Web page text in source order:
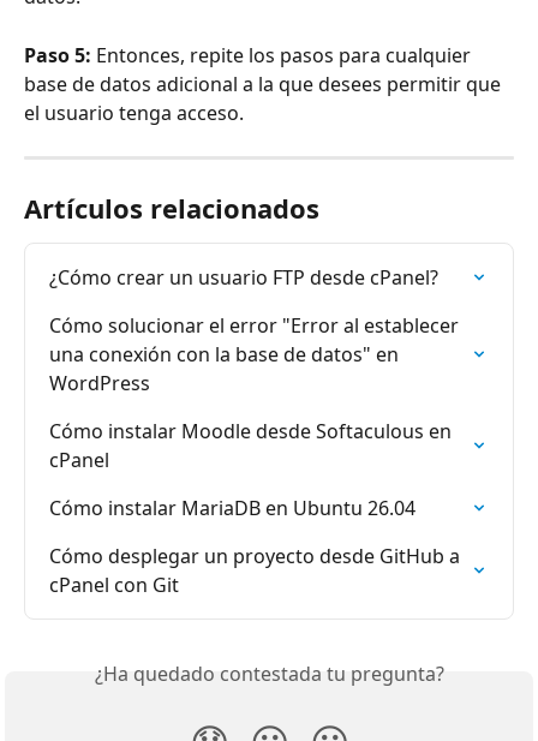
Paso 5: Entonces, repite los pasos para cualquier
base de datos adicional a la que desees permitir que
el usuario tenga acceso.
Artículos relacionados
¿Cómo crear un usuario FTP desde cPanel?
Cómo solucionar el error "Error al establecer
una conexión con la base de datos" en
WordPress
Cómo instalar Moodle desde Softaculous en
cPanel
Cómo instalar MariaDB en Ubuntu 26.04
Cómo desplegar un proyecto desde GitHub a
cPanel con Git
¿Ha quedado contestada tu pregunta?